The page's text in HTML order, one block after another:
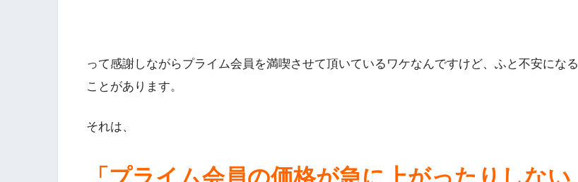
って感謝しながらプライム会員を満喫させて頂いているワケなんですけど、ふと不安になる
ことがあります。
それは、
「プライム会員の価格が急に上がったりしない